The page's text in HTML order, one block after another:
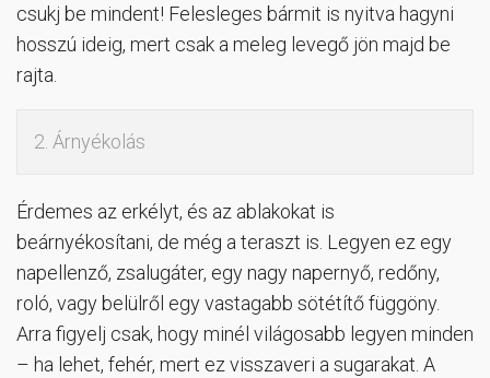
csukj be mindent! Felesleges bármit is nyitva hagyni
hosszú ideig, mert csak a meleg levegő jön majd be
rajta.
2. Árnyékolás
Érdemes az erkélyt, és az ablakokat is
beárnyékosítani, de még a teraszt is. Legyen ez egy
napellenző, zsalugáter, egy nagy napernyő, redőny,
roló, vagy belülről egy vastagabb sötétítő függöny.
Arra figyelj csak, hogy minél világosabb legyen minden
– ha lehet, fehér, mert ez visszaveri a sugarakat. A